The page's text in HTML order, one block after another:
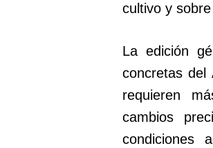
cultivo y
La edición
concretas del
requieren
cambios
condiciones